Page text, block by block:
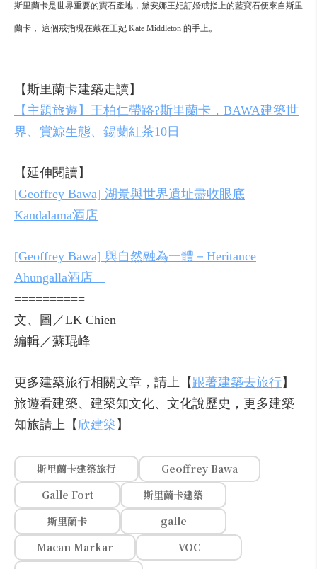
斯里蘭卡是世界重要的寶石產地，黛安娜王妃訂婚戒指上的藍寶石便來自斯里
蘭卡， 這個戒指現在戴在王妃 Kate Middleton 的手上。
【斯里蘭卡建築走讀】
【主題旅遊】王柏仁帶路?斯里蘭卡．BAWA建築世
界、賞鯨生態、錫蘭紅茶10日
【延伸閱讀】
[Geoffrey Bawa] 湖景與世界遺址盡收眼底
Kandalama酒店
[Geoffrey Bawa] 與自然融為一體－Heritance
Ahungalla酒店
==========
文、圖／LK Chien
編輯／蘇琨峰
更多建築旅行相關文章，請上【 跟著建築去旅行】
旅遊看建築、建築知文化、文化說歷史，更多建築
知旅請上【 欣建築 】
斯里蘭卡建築旅行
Geoffrey Bawa
Galle Fort
斯里蘭卡建築
斯里蘭卡
galle
Macan Markar
VOC